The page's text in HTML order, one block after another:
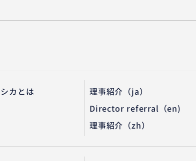
カとは
理事紹介（ja）
Director referral（en)
理事紹介（zh）